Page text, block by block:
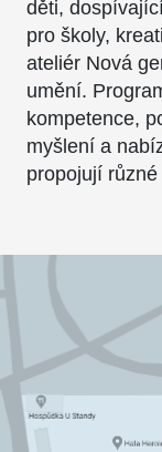
děti,
pro školy,
ateliér Nová
umění.
kompetence,
myšlení a
propojují